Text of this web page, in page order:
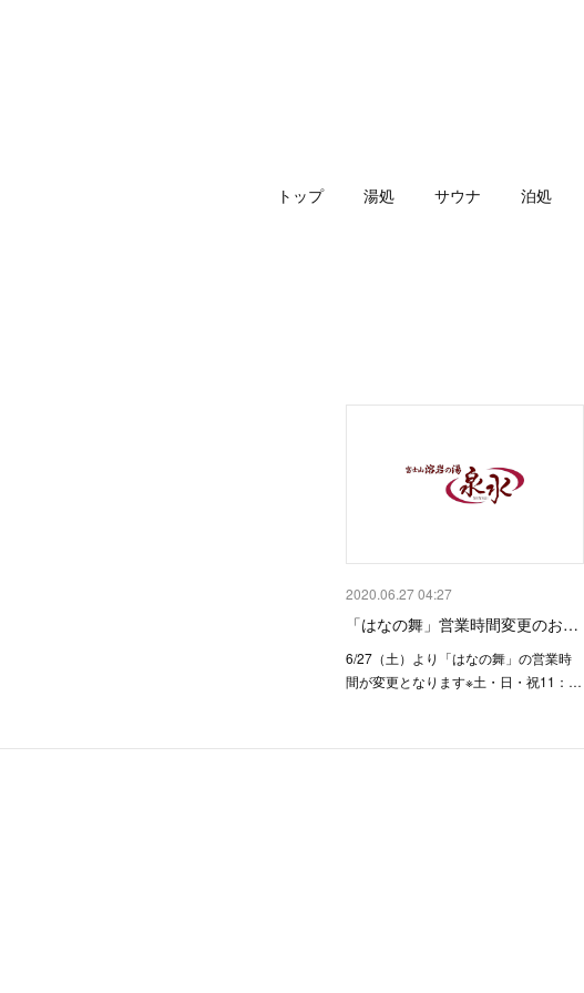
トップ 湯処 サウナ 泊処
2020.06.27 04:27
「はなの舞」営業時間変更のお…
6/27（土）より「はなの舞」の営業時
間が変更となります※土・日・祝11：…